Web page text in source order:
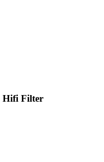
Hifi Filter